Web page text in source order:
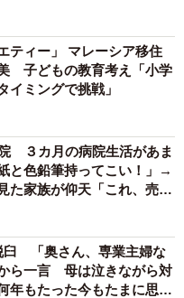
ティー」 マレーシア移住
子どもの教育考え「小学
イミングで挑戦」
３カ月の病院生活があま
と色鉛筆持ってこい！」→
た家族が仰天「これ、売れ
臼 「奥さん、専業主婦な
ら一言 母は泣きながら対
もたった今もたまに思い